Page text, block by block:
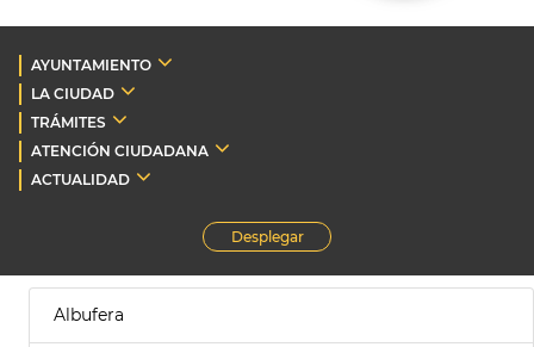
AYUNTAMIENTO
LA CIUDAD
TRÁMITES
ATENCIÓN CIUDADANA
ACTUALIDAD
Desplegar
Albufera